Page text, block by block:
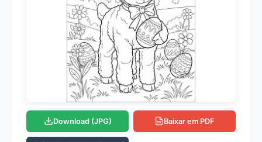
Download (JPG) Baixar em PDF